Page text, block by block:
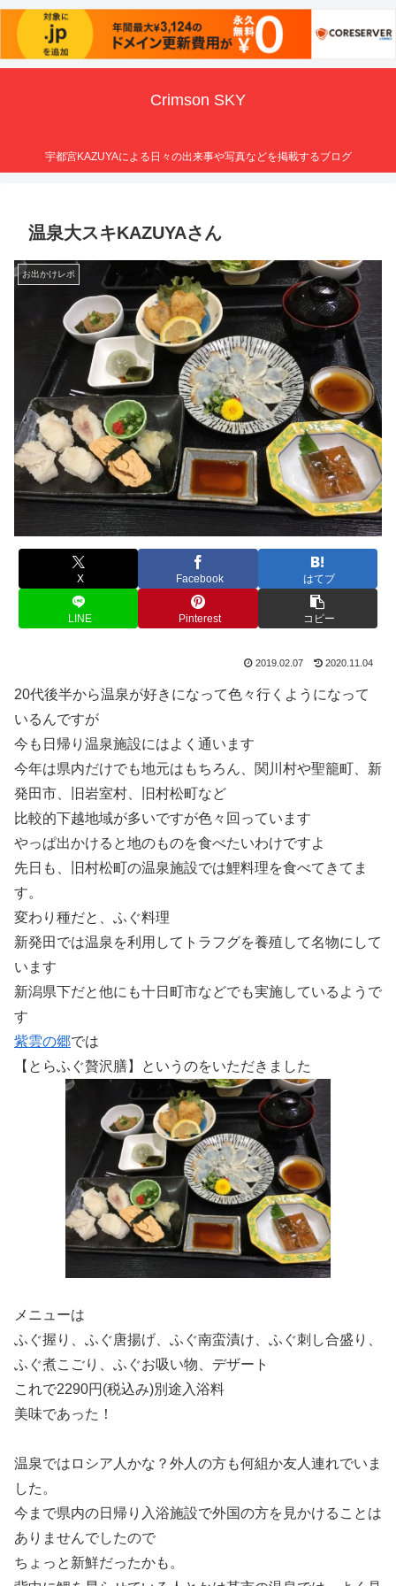
Crimson SKY
宇都宮KAZUYAによる日々の出来事や写真などを掲載するブログ
温泉大スキKAZUYAさん
お出かけレポ
X Facebook はてブ
LINE Pinterest コピー
2019.02.07 2020.11.04
20代後半から温泉が好きになって色々行くようになって
いるんですが
今も日帰り温泉施設にはよく通います
今年は県内だけでも地元はもちろん、関川村や聖籠町、新
発田市、旧岩室村、旧村松町など
比較的下越地域が多いですが色々回っています
やっぱ出かけると地のものを食べたいわけですよ
先日も、旧村松町の温泉施設では鯉料理を食べてきてま
す。
変わり種だと、ふぐ料理
新発田では温泉を利用してトラフグを養殖して名物にして
います
新潟県下だと他にも十日町市などでも実施しているようで
す
紫雲の郷では
【とらふぐ贅沢膳】というのをいただきました
メニューは
ふぐ握り、ふぐ唐揚げ、ふぐ南蛮漬け、ふぐ刺し合盛り、
ふぐ煮こごり、ふぐお吸い物、デザート
これで2290円(税込み)別途入浴料
美味であった！
温泉ではロシア人かな？外人の方も何組か友人連れでいま
した。
今まで県内の日帰り入浴施設で外国の方を見かけることは
ありませんでしたので
ちょっと新鮮だったかも。